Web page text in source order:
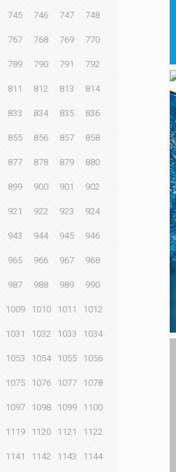
745 746 747 748
767 768 769 770
789 790 791 792
811 812 813 814
833 834 835 836
855 856 857 858
877 878 879 880
899 900 901 902
921 922 923 924
943 944 945 946
965 966 967 968
987 988 989 990
1009 1010 1011 1012
1031 1032 1033 1034
1053 1054 1055 1056
1075 1076 1077 1078
1097 1098 1099 1100
1119 1120 1121 1122
1141 1142 1143 1144